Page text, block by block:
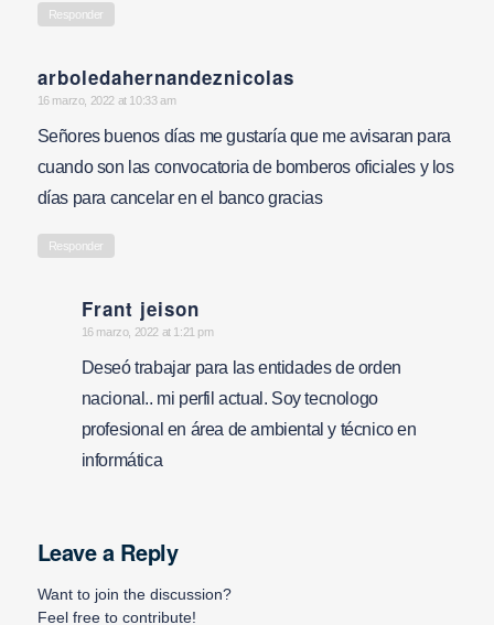
Responder
arboledahernandeznicolas
says:
16 marzo, 2022 at 10:33 am
Señores buenos días me gustaría que me avisaran para
cuando son las convocatoria de bomberos oficiales y los
días para cancelar en el banco gracias
Responder
Frant jeison
says:
16 marzo, 2022 at 1:21 pm
Deseó trabajar para las entidades de orden
nacional.. mi perfil actual. Soy tecnologo
profesional en área de ambiental y técnico en
informática
Leave a Reply
Want to join the discussion?
Feel free to contribute!